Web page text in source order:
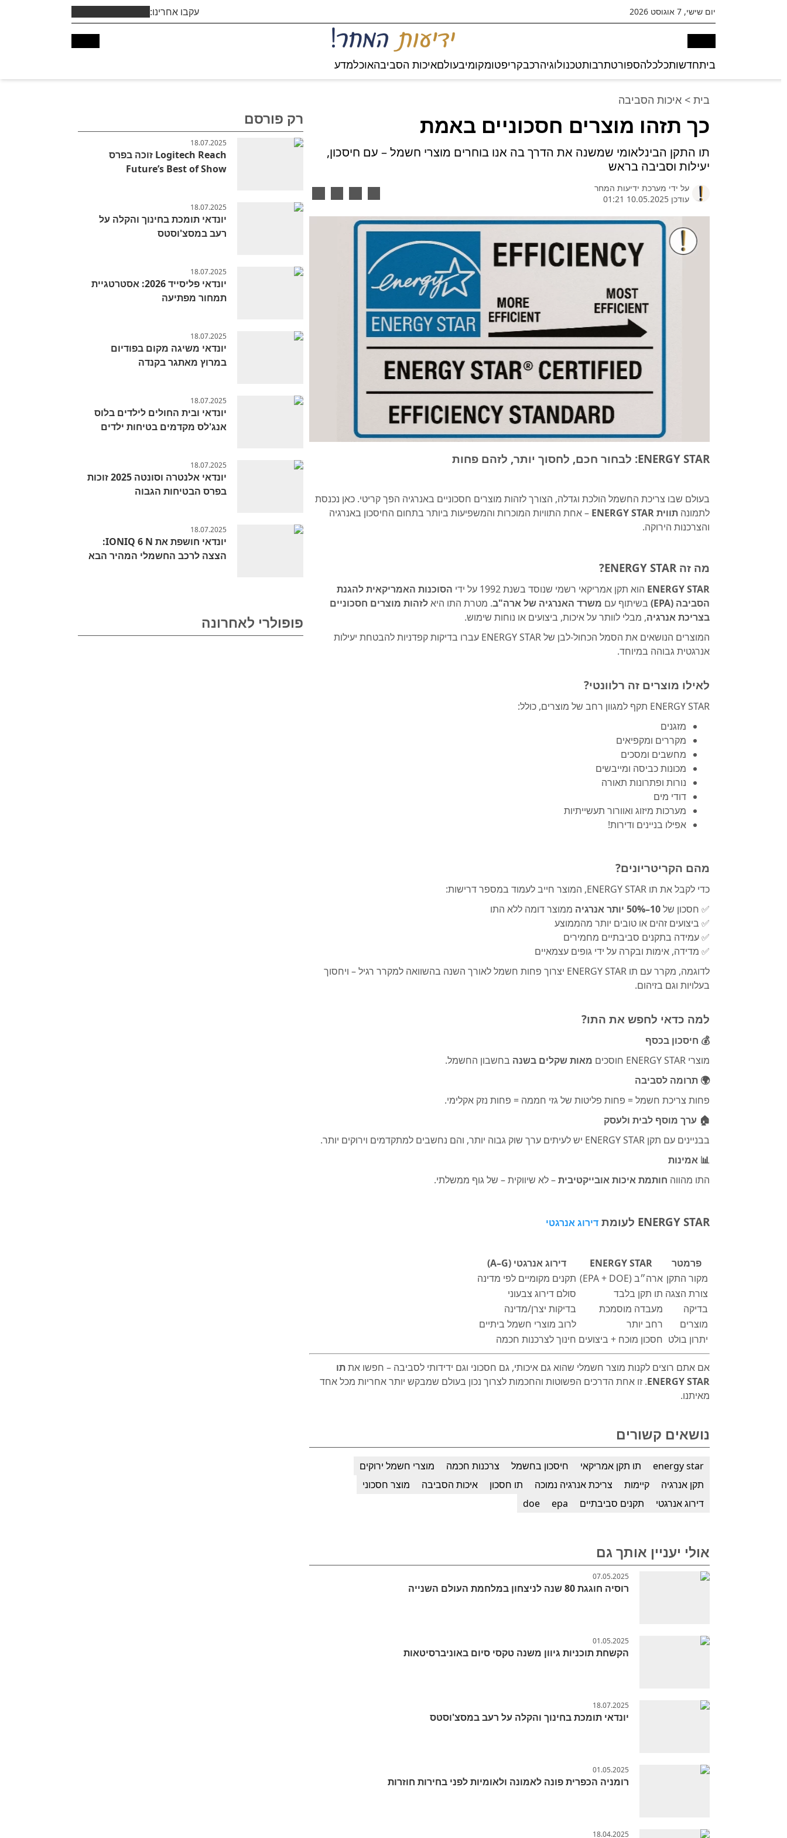
יום שישי, 7 אוגוסט 2026 עקבו אחרינו:
ביתחדשותכלכלהספורטתרבותטכנולוגיהרכבקריפטומקומיבעולםאיכות הסביבהאוכלמדע
בית > איכות הסביבה
כך תזהו מוצרים חסכוניים באמת
תו התקן הבינלאומי שמשנה את הדרך בה אנו בוחרים מוצרי חשמל – עם חיסכון,
יעילות וסביבה בראש
על ידי מערכת ידיעות המחר
עודכן 10.05.2025 01:21
ENERGY STAR: לבחור חכם, לחסוך יותר, לזהם פחות
בעולם שבו צריכת החשמל הולכת וגדלה, הצורך לזהות מוצרים חסכוניים באנרגיה הפך קריטי. כאן נכנסת
לתמונה תווית ENERGY STAR
– אחת התוויות המוכרות והמשפיעות ביותר בתחום החיסכון באנרגיה
והצרכנות הירוקה.
מה זה ENERGY STAR?
ENERGY STAR הוא תקן אמריקאי רשמי שנוסד בשנת 1992 על ידי
הסוכנות האמריקאית להגנת
הסביבה (EPA)
בשיתוף עם משרד האנרגיה של ארה"ב. מטרת התו היאלזהות מוצרים חסכוניים
בצריכת אנרגיה, מבלי לוותר על איכות, ביצועים או נוחות שימוש.
המוצרים הנושאים את הסמל הכחול-לבן של ENERGY STAR עברו בדיקות קפדניות להבטחת יעילות
אנרגטית גבוהה במיוחד.
לאילו מוצרים זה רלוונטי?
ENERGY STAR תקף למגוון רחב של מוצרים, כולל:
מזגנים
מקררים ומקפיאים
מחשבים ומסכים
מכונות כביסה ומייבשים
נורות ופתרונות תאורה
דודי מים
מערכות מיזוג ואוורור תעשייתיות
אפילו בניינים ודירות!
מהם הקריטריונים?
כדי לקבל את תו ENERGY STAR, המוצר חייב לעמוד במספר דרישות:
✅ חסכון של10–50% יותר אנרגיה
ממוצר דומה ללא התו
✅ ביצועים זהים או טובים יותר מהממוצע
✅ עמידה בתקנים סביבתיים מחמירים
✅ מדידה, אימות ובקרה על ידי גופים עצמאיים
לדוגמה, מקרר עם תו ENERGY STAR יצרוך פחות חשמל לאורך השנה בהשוואה למקרר רגיל – ויחסוך
בעלויות וגם בזיהום.
למה כדאי לחפש את התו?
💰 חיסכון בכסף
מוצרי ENERGY STAR חוסכים
מאות שקלים בשנה בחשבון החשמל.
🌍 תרומה לסביבה
פחות צריכת חשמל = פחות פליטות של גזי חממה = פחות נזק אקלימי.
🏠 ערך מוסף לבית ולעסק
בבניינים עם תקן ENERGY STAR יש לעיתים ערך שוק גבוה יותר, והם נחשבים למתקדמים וירוקים יותר.
📊 אמינות
התו מהווה חותמת איכות אובייקטיבית– לא שיווקית – של גוף ממשלתי.
ENERGY STAR לעומת דירוג אנרגטי
פרמטר ENERGY STAR
דירוג אנרגטי (A–G)
מקור התקן ארה״ב (EPA + DOE)
תקנים מקומיים לפי מדינה
צורת הצגה תו תקן בלבד
סולם דירוג צבעוני
בדיקה
מעבדה מוסמכת
בדיקות יצרן/מדינה
מוצרים
רחב יותר
לרוב מוצרי חשמל ביתיים
יתרון בולט חסכון מוכח + ביצועים חינוך לצרכנות חכמה
אם אתם רוצים לקנות מוצר חשמלי שהוא גם איכותי, גם חסכוני וגם ידידותי לסביבה – חפשו אתתו
ENERGY STAR. זו אחת הדרכים הפשוטות והחכמות לצרוך נכון בעולם שמבקש יותר אחריות מכל אחד
מאיתנו.
נושאים קשורים
energy star תו תקן אמריקאי חיסכון בחשמל צרכנות חכמה
מוצרי חשמל ירוקים
תקן אנרגיה
קיימות צריכת אנרגיה נמוכה תו חסכון איכות הסביבה
מוצר חסכוני
דירוג אנרגטי
תקנים סביבתיים epa
doe
אולי יעניין אותך גם
07.05.2025
רוסיה חוגגת 80 שנה לניצחון במלחמת העולם השנייה
01.05.2025
הקשחת תוכניות גיוון משנה טקסי סיום באוניברסיטאות
18.07.2025
יונדאי תומכת בחינוך והקלה על רעב במסצ'וסטס
01.05.2025
רומניה הכפרית פונה לאמונה ולאומיות לפני בחירות חוזרות
18.04.2025
רק פורסם
18.07.2025
Logitech Reach זוכה בפרס
Future’s Best of Show
18.07.2025
יונדאי תומכת בחינוך והקלה על
רעב במסצ'וסטס
18.07.2025
יונדאי פליסייד 2026: אסטרטגיית
תמחור מפתיעה
18.07.2025
יונדאי משיגה מקום בפודיום
במרוץ מאתגר בקנדה
18.07.2025
יונדאי ובית החולים לילדים בלוס
אנג'לס מקדמים בטיחות ילדים
18.07.2025
יונדאי אלנטרה וסונטה 2025 זוכות
בפרס הבטיחות הגבוה
18.07.2025
יונדאי חושפת את IONIQ 6 N:
הצצה לרכב החשמלי המהיר הבא
פופולרי לאחרונה